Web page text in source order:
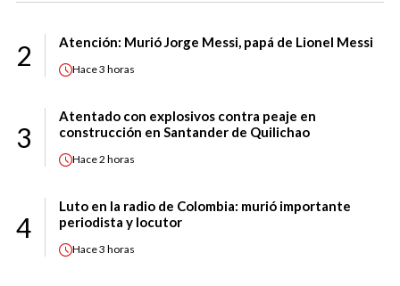
2 Atención: Murió Jorge Messi, papá de Lionel Messi
Hace3 horas
3
Atentado con explosivos contra peaje en
construcción en Santander de Quilichao
Hace2 horas
4
Luto en la radio de Colombia: murió importante
periodista y locutor
Hace3 horas